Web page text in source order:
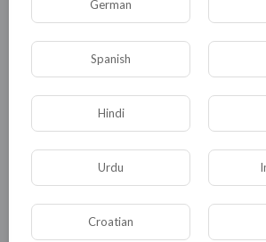
Песков.
• 0 Комментарии
German
Spanish
Hindi
Urdu
Croatian